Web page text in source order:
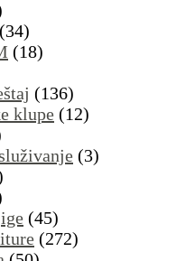
(34)
(18)
(136)
klupe (12)
(3)
(45)
(272)